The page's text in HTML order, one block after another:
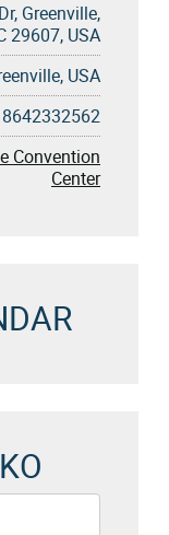
Greenville,
29607, USA
USA
Convention
Center